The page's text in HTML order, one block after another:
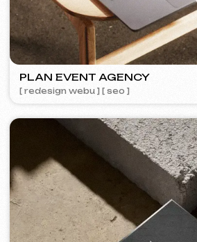
[ 30/30 ]
AMBER CLOUD
[ logo ] [ design ]
Některé projekty nejsou k
nahlédnutí z důvodu smluvní
Hodnocení
Co o nás říkají naši klienti.